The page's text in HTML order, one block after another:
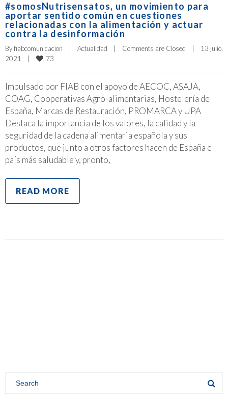
#somosNutrisensatos, un movimiento para
aportar sentido común en cuestiones
relacionadas con la alimentación y actuar
contra la desinformación
By fiabcomunicacion Actualidad Comments are Closed
13 julio,
2021
73
Impulsado por FIAB con el apoyo de AECOC, ASAJA,
COAG, Cooperativas Agro-alimentarias, Hostelería de
España, Marcas de Restauración, PROMARCA y UPA
Destaca la importancia de los valores, la calidad y la
seguridad de la cadena alimentaria española y sus
productos, que junto a otros factores hacen de España el
país más saludable y, pronto,
READ MORE